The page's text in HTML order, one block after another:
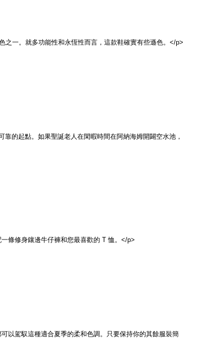
一。就多功能性和永恆性而言，這款鞋確實有些遜色。</p>
靠的起點。如果聖誕老人在閑暇時間在阿納海姆開闢空水池，
條修身鑲邊牛仔褲和您最喜歡的 T 恤。</p>
以駕馭這種適合夏季的柔和色調。只要保持你的其餘服裝簡